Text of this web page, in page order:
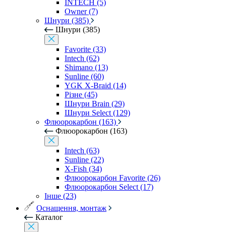
INTECH (5)
Owner (7)
Шнури (385)
Шнури (385)
Favorite (33)
Intech (62)
Shimano (13)
Sunline (60)
YGK X-Braid (14)
Різне (45)
Шнури Brain (29)
Шнури Select (129)
Флюорокарбон (163)
Флюорокарбон (163)
Intech (63)
Sunline (22)
X-Fish (34)
Флюорокарбон Favorite (26)
Флюорокарбон Select (17)
Інше (23)
Оснащення, монтаж
Каталог